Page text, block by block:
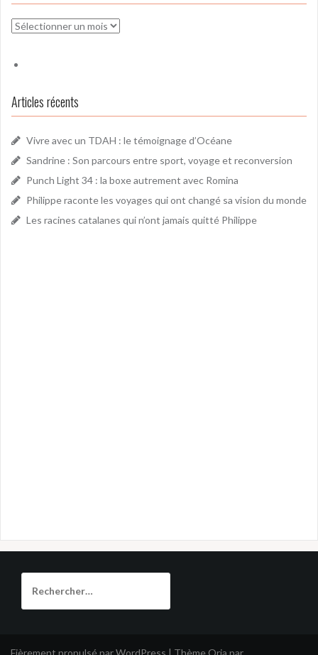
Archives
Articles récents
Vivre avec un TDAH : le témoignage d’Océane
Sandrine : Son parcours entre sport, voyage et reconversion
Punch Light 34 : la boxe autrement avec Romina
Philippe raconte les voyages qui ont changé sa vision du monde
Les racines catalanes qui n’ont jamais quitté Philippe